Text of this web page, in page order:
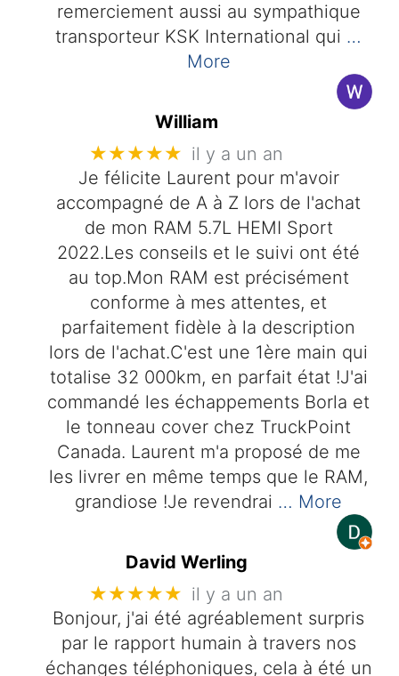
remerciement aussi au sympathique
transporteur KSK International qui …
More
William
★★★★★ il y a un an
Je félicite Laurent pour m'avoir
accompagné de A à Z lors de l'achat
de mon RAM 5.7L HEMI Sport
2022.Les conseils et le suivi ont été
au top.Mon RAM est précisément
conforme à mes attentes, et
parfaitement fidèle à la description
lors de l'achat.C'est une 1ère main qui
totalise 32 000km, en parfait état !J'ai
commandé les échappements Borla et
le tonneau cover chez TruckPoint
Canada. Laurent m'a proposé de me
les livrer en même temps que le RAM,
grandiose !Je revendrai … More
David Werling
★★★★★ il y a un an
Bonjour, j'ai été agréablement surpris
par le rapport humain à travers nos
échanges téléphoniques, cela à été un